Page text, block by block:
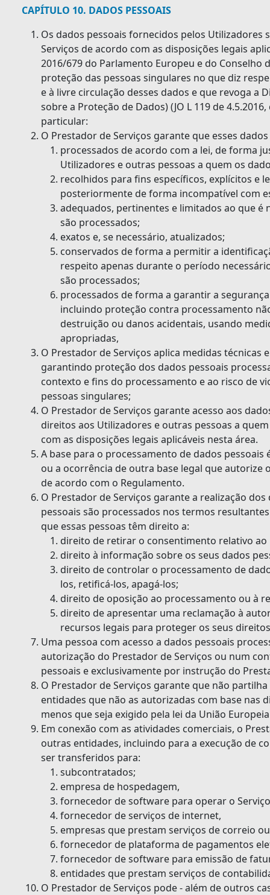
CAPÍTULO 10. DADOS PESSOAIS
Os dados pessoais fornecidos pelos Utilizadores
Serviços de acordo com as disposições legais
2016/679 do Parlamento Europeu e do Conselho
proteção das pessoas singulares no que diz
e à livre circulação desses dados e que revoga a
sobre a Proteção de Dados) (JO L 119 de
particular:
O Prestador de Serviços garante que esses
processados de acordo com a lei, de forma
Utilizadores e outras pessoas a quem os
recolhidos para fins específicos, explícitos e
posteriormente de forma incompatível com
adequados, pertinentes e limitados ao que é
são processados;
exatos e, se necessário, atualizados;
conservados de forma a permitir a
respeito apenas durante o período
são processados;
processados de forma a garantir a
incluindo proteção contra processamento
destruição ou danos acidentais, usando
apropriadas,
O Prestador de Serviços aplica medidas técnicas
garantindo proteção dos dados pessoais
contexto e fins do processamento e ao risco de
pessoas singulares;
O Prestador de Serviços garante acesso aos
direitos aos Utilizadores e outras pessoas a
com as disposições legais aplicáveis nesta área.
A base para o processamento de dados
ou a ocorrência de outra base legal que autorize
de acordo com o Regulamento.
O Prestador de Serviços garante a realização
pessoais são processados nos termos
que essas pessoas têm direito a:
direito de retirar o consentimento relativo
direito à informação sobre os seus dados
direito de controlar o processamento de
los, retificá-los, apagá-los;
direito de oposição ao processamento ou à
direito de apresentar uma reclamação à
recursos legais para proteger os seus
Uma pessoa com acesso a dados pessoais
autorização do Prestador de Serviços ou num
pessoais e exclusivamente por instrução do
O Prestador de Serviços garante que não
entidades que não as autorizadas com base nas
menos que seja exigido pela lei da União
Em conexão com as atividades comerciais, o
outras entidades, incluindo para a execução de
ser transferidos para:
subcontratados;
empresa de hospedagem,
fornecedor de software para operar o
fornecedor de serviços de internet,
empresas que prestam serviços de correio
fornecedor de plataforma de pagamentos
fornecedor de software para emissão de
entidades que prestam serviços de
O Prestador de Serviços pode - além de outros